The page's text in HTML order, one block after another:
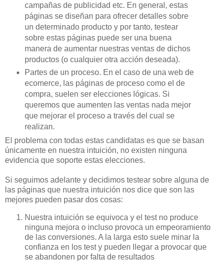
campañas de publicidad etc. En general, estas
páginas se diseñan para ofrecer detalles sobre
un determinado producto y por tanto, testear
sobre estas páginas puede ser una buena
manera de aumentar nuestras ventas de dichos
productos (o cualquier otra acción deseada).
Partes de un proceso. En el caso de una web de
ecomerce, las páginas de proceso como el de
compra, suelen ser elecciones lógicas. Si
queremos que aumenten las ventas nada mejor
que mejorar el proceso a través del cual se
realizan.
El problema con todas estas candidatas es que se basan
únicamente en nuestra intuición, no existen ninguna
evidencia que soporte estas elecciones.
Si seguimos adelante y decidimos testear sobre alguna de
las páginas que nuestra intuición nos dice que son las
mejores pueden pasar dos cosas:
Nuestra intuición se equivoca y el test no produce
ninguna mejora o incluso provoca un empeoramiento
de las conversiones. A la larga esto suele minar la
confianza en los test y pueden llegar a provocar que
se abandonen por falta de resultados